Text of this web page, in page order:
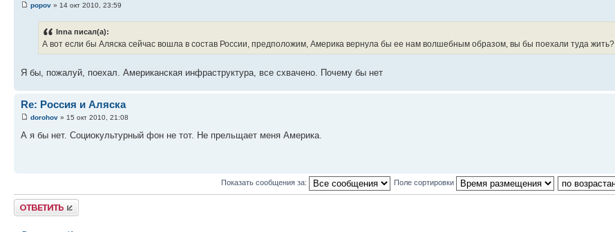
popov » 14 окт 2010, 23:59
Inna писал(а):
А вот если бы Аляска сейчас вошла в состав России, предположим, Америка вернула бы ее нам волшебным образом, вы бы поехали туда жить?
Я бы, пожалуй, поехал. Американская инфраструктура, все схвачено. Почему бы нет
Re: Россия и Аляска
dorohov » 15 окт 2010, 21:08
А я бы нет. Социокультурный фон не тот. Не прельщает меня Америка.
Показать сообщения за: Поле сортировки
Ответить